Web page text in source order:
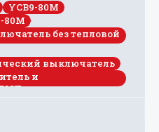
YCB9-80M
80M
без тепловой
выключатель
и